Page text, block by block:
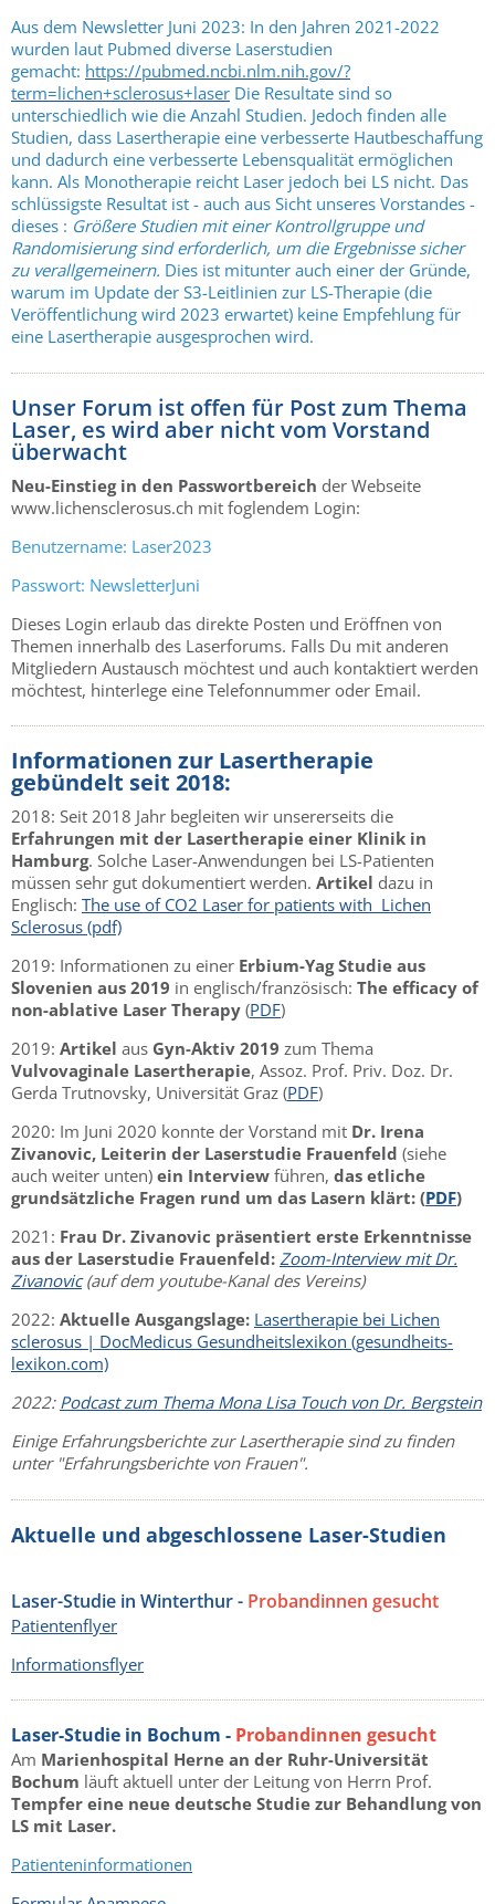
Aus dem Newsletter Juni 2023: In den Jahren 2021-2022
wurden laut Pubmed diverse Laserstudien
gemacht: https://pubmed.ncbi.nlm.nih.gov/?
term=lichen+sclerosus+laser Die Resultate sind so
unterschiedlich wie die Anzahl Studien. Jedoch finden alle
Studien, dass Lasertherapie eine verbesserte Hautbeschaffung
und dadurch eine verbesserte Lebensqualität ermöglichen
kann. Als Monotherapie reicht Laser jedoch bei LS nicht. Das
schlüssigste Resultat ist - auch aus Sicht unseres Vorstandes -
dieses : Größere Studien mit einer Kontrollgruppe und
Randomisierung sind erforderlich, um die Ergebnisse sicher
zu verallgemeinern. Dies ist mitunter auch einer der Gründe,
warum im Update der S3-Leitlinien zur LS-Therapie (die
Veröffentlichung wird 2023 erwartet) keine Empfehlung für
eine Lasertherapie ausgesprochen wird.
Unser Forum ist offen für Post zum Thema
Laser, es wird aber nicht vom Vorstand
überwacht
Neu-Einstieg in den Passwortbereich der Webseite
www.lichensclerosus.ch mit foglendem Login:
Benutzername: Laser2023
Passwort: NewsletterJuni
Dieses Login erlaub das direkte Posten und Eröffnen von
Themen innerhalb des Laserforums. Falls Du mit anderen
Mitgliedern Austausch möchtest und auch kontaktiert werden
möchtest, hinterlege eine Telefonnummer oder Email.
Informationen zur Lasertherapie
gebündelt seit 2018:
2018: Seit 2018 Jahr begleiten wir unsererseits die
Erfahrungen mit der Lasertherapie einer Klinik in
Hamburg. Solche Laser-Anwendungen bei LS-Patienten
müssen sehr gut dokumentiert werden. Artikel dazu in
Englisch: The use of CO2 Laser for patients with Lichen
Sclerosus (pdf)
2019: Informationen zu einer Erbium-Yag Studie aus
Slovenien aus 2019 in englisch/französisch: The efficacy of
non-ablative Laser Therapy (PDF)
2019: Artikel aus Gyn-Aktiv 2019 zum Thema
Vulvovaginale Lasertherapie, Assoz. Prof. Priv. Doz. Dr.
Gerda Trutnovsky, Universität Graz (PDF)
2020: Im Juni 2020 konnte der Vorstand mit Dr. Irena
Zivanovic, Leiterin der Laserstudie Frauenfeld (siehe
auch weiter unten) ein Interview führen, das etliche
grundsätzliche Fragen rund um das Lasern klärt: (PDF)
2021: Frau Dr. Zivanovic präsentiert erste Erkenntnisse
aus der Laserstudie Frauenfeld: Zoom-Interview mit Dr.
Zivanovic(auf dem youtube-Kanal des Vereins)
2022: Aktuelle Ausgangslage: Lasertherapie bei Lichen
sclerosus | DocMedicus Gesundheitslexikon (gesundheits-
lexikon.com)
2022: Podcast zum Thema Mona Lisa Touch von Dr. Bergstein
Einige Erfahrungsberichte zur Lasertherapie sind zu finden
unter "Erfahrungsberichte von Frauen".
Aktuelle und abgeschlossene Laser-Studien
Laser-Studie in Winterthur - Probandinnen gesucht
Patientenflyer
Informationsflyer
Laser-Studie in Bochum - Probandinnen gesucht
Am Marienhospital Herne an der Ruhr-Universität
Bochum läuft aktuell unter der Leitung von Herrn Prof.
Tempfer eine neue deutsche Studie zur Behandlung von
LS mit Laser.
Patienteninformationen